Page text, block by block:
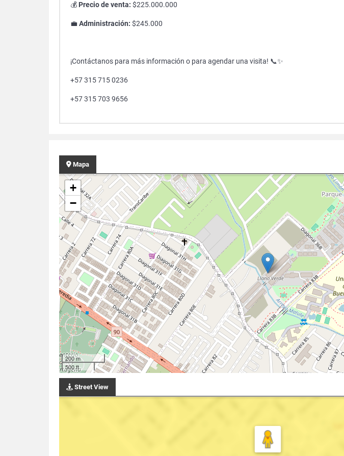
💰 Precio de venta: $225.000.000
💼Administración: $245.000
¡Contáctanos para más información o para agendar una visita! 📞✨
+57 315 715 0236
+57 315 703 9656
Mapa
+
−
200 m
500 ft
Street View